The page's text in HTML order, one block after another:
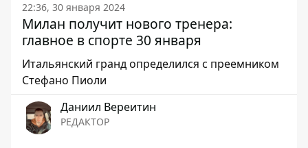
22:36, 30 января 2024
Милан получит нового тренера:
главное в спорте 30 января
Итальянский гранд определился с преемником
Стефано Пиоли
Даниил Вереитин
РЕДАКТОР